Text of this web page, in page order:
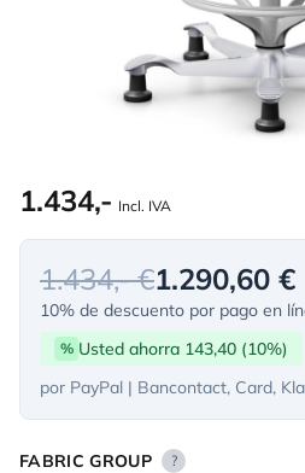
1.434,- Incl. IVA
1.434,- €1.290,60 €
10% de descuento por pago en
% Usted ahorra 143,40 (10%)
por PayPal | Bancontact, Card,
FABRIC GROUP ?